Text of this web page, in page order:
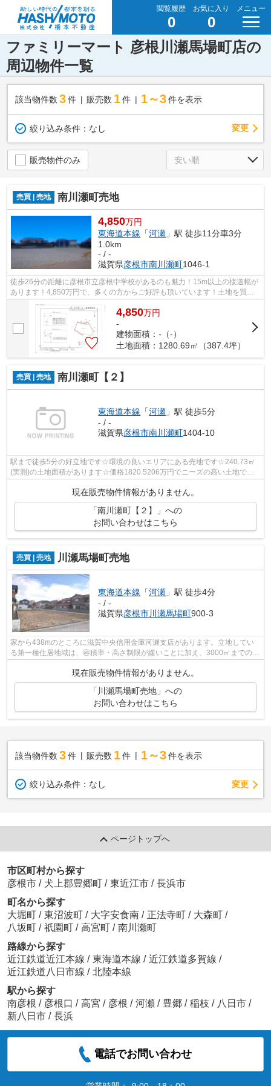
閲覧履歴
0
お気に入り
0
メニュー
ファミリーマート 彦根川瀬馬場町店の
周辺物件一覧
該当物件数 3件 販売数 1 件 1～3 件を表示
絞り込み条件： なし 変更
販売物件のみ
売買 | 売地 南川瀬町売地
4,850万円
東海道本線 「河瀬 」駅 徒歩11分車3分
1.0km
- / -
滋賀県彦根市南川瀬町1046-1
徒歩26分の距離に彦根市立彦根中学校があるのも魅力！15m以上の接道幅が
あります！4,850万円で、多くの方からご好評も頂いています！土地を買う
なら、東海道本線河瀬近辺も候補地に追...
4,850万円
-
建物面積：-（-）
土地面積：1280.69㎡（387.4坪）
売買 | 売地 南川瀬町【２】
東海道本線 「河瀬 」駅 徒歩5分
- / -
滋賀県彦根市南川瀬町1404-10
駅まで徒歩5分の好立地です☆環境の良いエリアにある売地です☆240.73㎡
(実測)の土地面積があります☆価格1820.5206万円でニーズの高い土地です
現在販売物件情報がありません。
「南川瀬町【２】」への
お問い合わせはこちら
売買 | 売地 川瀬馬場町売地
東海道本線 「河瀬 」駅 徒歩4分
- / -
滋賀県彦根市川瀬馬場町900-3
家から438mのところに滋賀中央信用金庫河瀬支店があります。立地してい
る第一種住居地域は、容積率・高さ制限が緩いことに加え、3000㎡までの店
現在販売物件情報がありません。
「川瀬馬場町売地」への
お問い合わせはこちら
該当物件数 3件 販売数 1 件 1～3 件を表示
絞り込み条件： なし 変更
ページトップへ
市区町村から探す
彦根市 / 犬上郡豊郷町 / 東近江市 / 長浜市
町名から探す
大堀町 / 東沼波町 / 大字安食南 / 正法寺町 / 大森町 /
八坂町 / 祇園町 / 高宮町 / 南川瀬町
路線から探す
近江鉄道近江本線 / 東海道本線 / 近江鉄道多賀線 /
近江鉄道八日市線 / 北陸本線
駅から探す
南彦根 / 彦根口 / 高宮 / 彦根 / 河瀬 / 豊郷 / 稲枝 / 八日市 /
新八日市 / 長浜
電話でお問い合わせ